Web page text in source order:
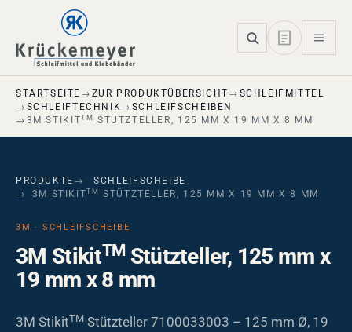
Skip to main navigation
Skip to main content
Skip to page footer
STARTSEITE ZUR PRODUKTÜBERSICHT
SCHLEIFMITTEL
SCHLEIFTECHNIK
SCHLEIFSCHEIBEN
3M STIKITTM STÜTZTELLER, 125 MM X 19 MM X 8 MM
PRODUKTE
SCHLEIFSCHEIBE
3M STIKITTM STÜTZTELLER, 125 MM X 19 MM X 8 MM
3M · SCHLEIFSCHEIBE
3M StikitTMStützteller, 125 mm x
19 mm x 8 mm
3M StikitTM Stützteller 7100033003 – 125 mm Ø, 19